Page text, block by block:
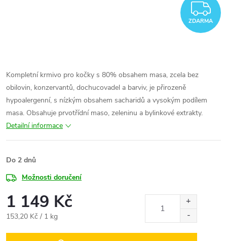
ZDARMA
Kompletní krmivo pro kočky s 80% obsahem masa, zcela bez
obilovin, konzervantů, dochucovadel a barviv, je přirozeně
hypoalergenní, s nízkým obsahem sacharidů a vysokým podílem
masa. Obsahuje prvotřídní maso, zeleninu a bylinkové extrakty.
Detailní informace
Do 2 dnů
Možnosti doručení
1 149 Kč
Měrná
153,20 Kč / 1 kg